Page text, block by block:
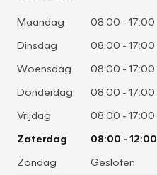
Maandag 08:00 - 17:00
Dinsdag
08:00 - 17:00
Woensdag
08:00 - 17:00
Donderdag
08:00 - 17:00
Vrijdag
08:00 - 17:00
Zaterdag
08:00 - 12:00
Zondag
Gesloten